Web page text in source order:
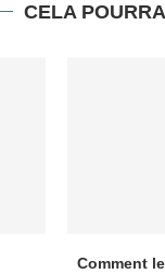
CELA
Comment